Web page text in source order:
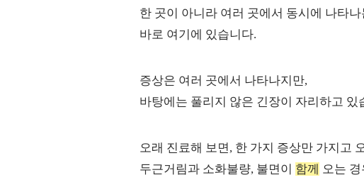
한 곳이 아니라 여러 곳에서 동시에 나타나
바로 여기에 있습니다.
증상은 여러 곳에서 나타나지만,
바탕에는 풀리지 않은 긴장이 자리하고 있
오래 진료해 보면, 한 가지 증상만 가지고
두근거림과 소화불량, 불면이 함께 오는